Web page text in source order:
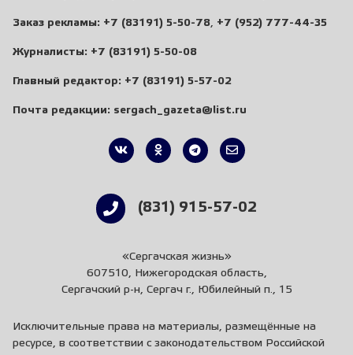
Заказ рекламы: +7 (83191) 5-50-78, +7 (952) 777-44-35
Журналисты: +7 (83191) 5-50-08
Главный редактор: +7 (83191) 5-57-02
Почта редакции: sergach_gazeta@list.ru
(831) 915-57-02
«Сергачская жизнь»
607510, Нижегородская область,
Сергачский р-н, Сергач г., Юбилейный п., 15
Исключительные права на материалы, размещённые на
ресурсе, в соответствии с законодательством Российской